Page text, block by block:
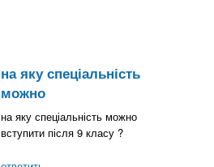
на яку спеціальність
можно
на яку спеціальність можно
вступити після 9 класу ?